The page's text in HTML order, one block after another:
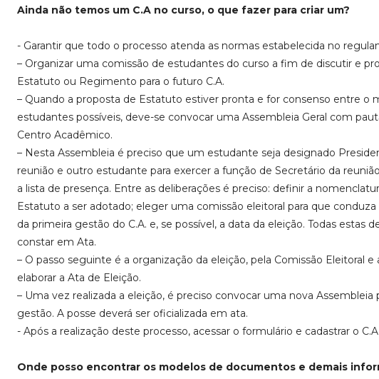
Ainda não temos um C.A no curso, o que fazer para criar um?
- Garantir que todo o processo atenda as normas estabelecida no
– Organizar uma comissão de estudantes do curso a fim de discutir e
Estatuto ou Regimento para o futuro C.A.
– Quando a proposta de Estatuto estiver pronta e for consenso entre o
estudantes possíveis, deve-se convocar uma Assembleia Geral com
Centro Acadêmico.
– Nesta Assembleia é preciso que um estudante seja designado
reunião e outro estudante para exercer a função de Secretário da
a lista de presença. Entre as deliberações é preciso: definir a
Estatuto a ser adotado; eleger uma comissão eleitoral para que
da primeira gestão do C.A. e, se possível, a data da eleição. Todas estas
constar em Ata.
– O passo seguinte é a organização da eleição, pela Comissão Eleitoral
elaborar a Ata de Eleição.
– Uma vez realizada a eleição, é preciso convocar uma nova Assembleia
gestão. A posse deverá ser oficializada em ata.
- Após a realização deste processo, acessar o formulário e cadastrar o
Onde posso encontrar os modelos de documentos e demais